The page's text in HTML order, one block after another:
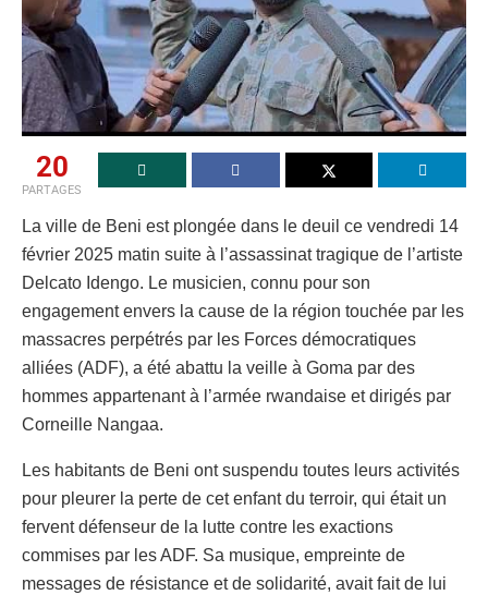
20
PARTAGES
La ville de Beni est plongée dans le deuil ce vendredi 14
février 2025 matin suite à l’assassinat tragique de l’artiste
Delcato Idengo. Le musicien, connu pour son
engagement envers la cause de la région touchée par les
massacres perpétrés par les Forces démocratiques
alliées (ADF), a été abattu la veille à Goma par des
hommes appartenant à l’armée rwandaise et dirigés par
Corneille Nangaa.
Les habitants de Beni ont suspendu toutes leurs activités
pour pleurer la perte de cet enfant du terroir, qui était un
fervent défenseur de la lutte contre les exactions
commises par les ADF. Sa musique, empreinte de
messages de résistance et de solidarité, avait fait de lui